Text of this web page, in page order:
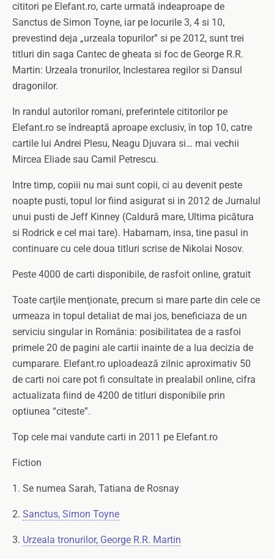
cititori pe Elefant.ro, carte urmată indeaproape de
Sanctus de Simon Toyne, iar pe locurile 3, 4 si 10,
prevestind deja „urzeala topurilor” si pe 2012, sunt trei
titluri din saga Cantec de gheata si foc de George R.R.
Martin: Urzeala tronurilor, Inclestarea regilor si Dansul
dragonilor.
In randul autorilor romani, preferintele cititorilor pe
Elefant.ro se îndreaptă aproape exclusiv, în top 10, catre
cartile lui Andrei Plesu, Neagu Djuvara si… mai vechii
Mircea Eliade sau Camil Petrescu.
Intre timp, copiii nu mai sunt copii, ci au devenit peste
noapte pusti, topul lor fiind asigurat si in 2012 de Jurnalul
unui pusti de Jeff Kinney (Caldură mare, Ultima picătura
si Rodrick e cel mai tare). Habarnam, insa, tine pasul in
continuare cu cele doua titluri scrise de Nikolai Nosov.
Peste 4000 de carti disponibile, de rasfoit online, gratuit
Toate carţile menţionate, precum si mare parte din cele ce
urmeaza in topul detaliat de mai jos, beneficiaza de un
serviciu singular in România: posibilitatea de a rasfoi
primele 20 de pagini ale cartii inainte de a lua decizia de
cumparare. Elefant.ro uploadează zilnic aproximativ 50
de carti noi care pot fi consultate in prealabil online, cifra
actualizata fiind de 4200 de titluri disponibile prin
optiunea “citeste”.
Top cele mai vandute carti in 2011 pe Elefant.ro
Fiction
1. Se numea Sarah, Tatiana de Rosnay
2. Sanctus, Simon Toyne
3. Urzeala tronurilor, George R.R. Martin